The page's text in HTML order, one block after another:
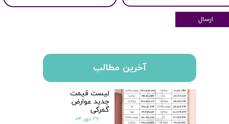
ارسال
آخرین مطالب
لیست قیمت
جدید عوارض
گمرکی
۲۶ مهر ۰۴